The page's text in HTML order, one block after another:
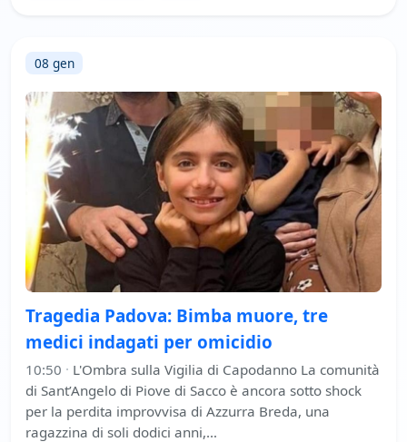
08 gen
Tragedia Padova: Bimba muore, tre
medici indagati per omicidio
10:50 · L'Ombra sulla Vigilia di Capodanno La comunità
di Sant’Angelo di Piove di Sacco è ancora sotto shock
per la perdita improvvisa di Azzurra Breda, una
ragazzina di soli dodici anni,…